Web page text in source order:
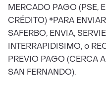
MERCADO PAGO (PSE,
CRÉDITO) *PARA
SAFERBO, ENVIA,
INTERRAPIDISIMO, o
PREVIO PAGO (CERCA
SAN FERNANDO).